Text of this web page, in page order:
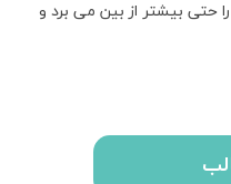
حتی بیشتر از بین می برد و